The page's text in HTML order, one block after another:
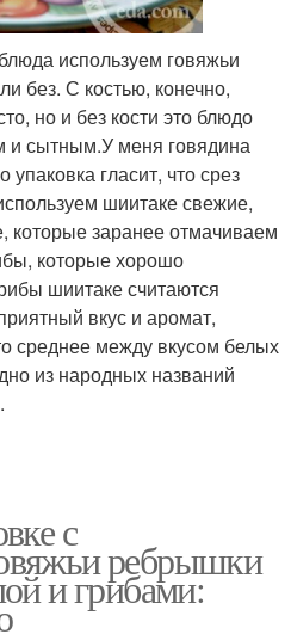
используем говяжьи
без. С костью, конечно,
но и без кости это блюдо
и сытным.У меня говядина
упаковка гласит, что срез
шиитаке свежие,
которые заранее отмачиваем
которые хорошо
шиитаке считаются
вкус и аромат,
среднее между вкусом белых
из народных названий
с
ребрышки
и грибами: